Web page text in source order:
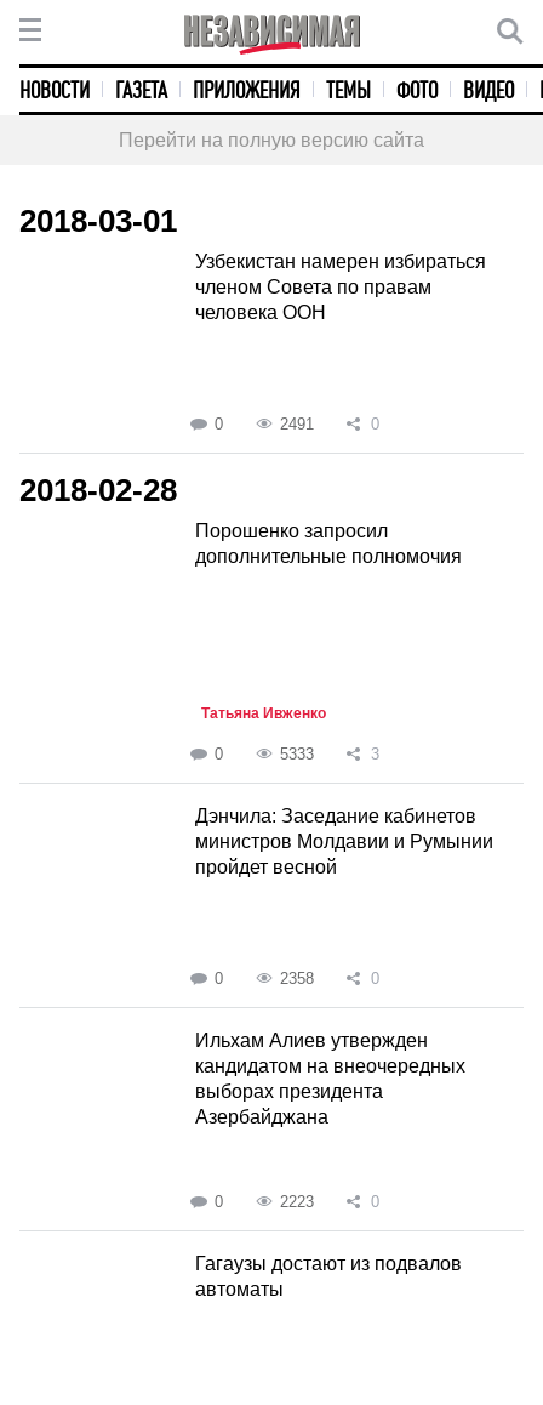
НОВОСТИ ГАЗЕТА ПРИЛОЖЕНИЯ ТЕМЫ ФОТО ВИДЕО
Перейти на полную версию сайта
2018-03-01
Узбекистан намерен избираться
членом Совета по правам
человека ООН
0 2491 0
2018-02-28
Порошенко запросил
дополнительные полномочия
Татьяна Ивженко
0 5333 3
Дэнчила: Заседание кабинетов
министров Молдавии и Румынии
пройдет весной
0 2358 0
Ильхам Алиев утвержден
кандидатом на внеочередных
выборах президента
Азербайджана
0 2223 0
Гагаузы достают из подвалов
автоматы